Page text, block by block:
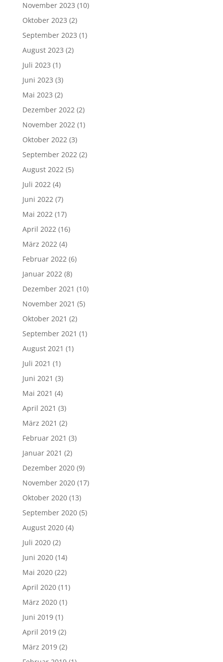
November 2023 (10)
Oktober 2023 (2)
September 2023 (1)
August 2023 (2)
Juli 2023 (1)
Juni 2023 (3)
Mai 2023 (2)
Dezember 2022(2)
November 2022(1)
Oktober 2022(3)
September 2022(2)
August 2022(5)
Juli 2022(4)
Juni 2022(7)
Mai 2022(17)
April 2022(16)
März 2022(4)
Februar 2022(6)
Januar 2022(8)
Dezember 2021 (10)
November 2021 (5)
Oktober 2021 (2)
September 2021 (1)
August 2021 (1)
Juli 2021 (1)
Juni 2021 (3)
Mai 2021 (4)
April 2021 (3)
März 2021 (2)
Februar 2021 (3)
Januar 2021 (2)
Dezember 2020(9)
November 2020(17)
Oktober 2020(13)
September 2020(5)
August 2020(4)
Juli 2020(2)
Juni 2020(14)
Mai 2020(22)
April 2020(11)
März 2020(1)
Juni 2019(1)
April 2019(2)
März 2019(2)